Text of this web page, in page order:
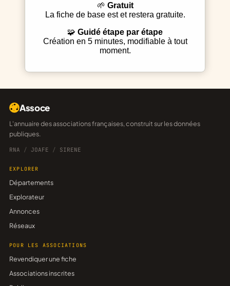
Gratuit
La fiche de base est et restera gratuite.
Guidé étape par étape
Création en 5 minutes, modifiable à tout
moment.
Assoce
L'annuaire des associations françaises, construit sur les données
publiques.
RNA / JOAFE / SIRENE
EXPLORER
Départements
Explorateur
Annonces
Réseaux
POUR LES ASSOCIATIONS
Revendiquer une fiche
Associations inscrites